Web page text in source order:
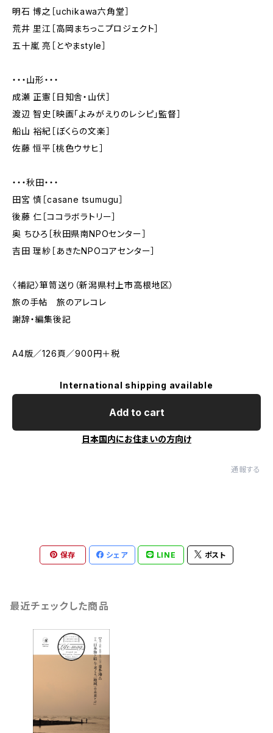
明石 博之［uchikawa六角堂］
荒井 里江［高岡まちっこプロジェクト］
五十嵐 亮［とやまstyle］
・・・山形・・・
成瀬 正憲［日知舎・山伏］
渡辺 智史［映画「よみがえりのレシピ」監督］
船山 裕紀［ぼくらの文楽］
佐藤 恒平［桃色ウサヒ］
・・・秋田・・・
田宮 慎［casane tsumugu］
後藤 仁［ココラボラトリー］
奥 ちひろ［秋田県南NPOセンター］
吉田 理紗［あきたNPOコアセンター］
〈補記〉箪笥送り（新潟県村上市高根地区）
旅の手帖 旅のアレコレ
謝辞・編集後記
A4版／126頁／900円＋税
International shipping available
Add to cart
日本国内にお住まいの方向け
通報する
保存 シェア LINE ポスト
最近チェックした商品